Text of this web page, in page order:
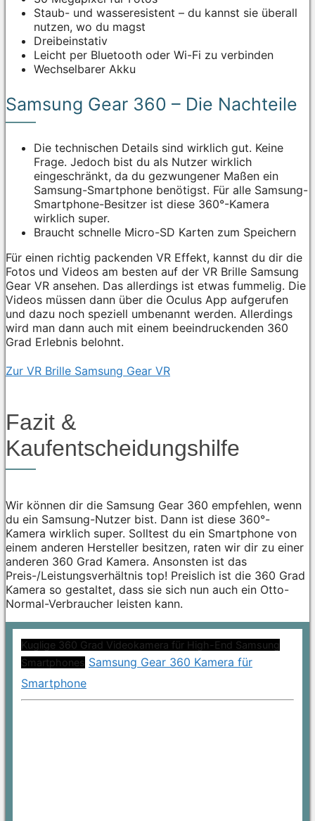
Staub- und wasseresistent – du kannst sie überall
nutzen, wo du magst
Dreibeinstativ
Leicht per Bluetooth oder Wi-Fi zu verbinden
Wechselbarer Akku
Samsung Gear 360 – Die Nachteile
Die technischen Details sind wirklich gut. Keine
Frage. Jedoch bist du als Nutzer wirklich
eingeschränkt, da du gezwungener Maßen ein
Samsung-Smartphone benötigst. Für alle Samsung-
Smartphone-Besitzer ist diese 360°-Kamera
wirklich super.
Braucht schnelle Micro-SD Karten zum Speichern
Für einen richtig packenden VR Effekt, kannst du dir die
Fotos und Videos am besten auf der VR Brille Samsung
Gear VR ansehen. Das allerdings ist etwas fummelig. Die
Videos müssen dann über die Oculus App aufgerufen
und dazu noch speziell umbenannt werden. Allerdings
wird man dann auch mit einem beeindruckenden 360
Grad Erlebnis belohnt.
Zur VR Brille Samsung Gear VR
Fazit &
Kaufentscheidungshilfe
Wir können dir die Samsung Gear 360 empfehlen, wenn
du ein Samsung-Nutzer bist. Dann ist diese 360°-
Kamera wirklich super. Solltest du ein Smartphone von
einem anderen Hersteller besitzen, raten wir dir zu einer
anderen 360 Grad Kamera. Ansonsten ist das
Preis-/Leistungsverhältnis top! Preislich ist die 360 Grad
Kamera so gestaltet, dass sie sich nun auch ein Otto-
Normal-Verbraucher leisten kann.
Kuglige 360 Grad Videokamera für High-End Samsung
Smartphones Samsung Gear 360 Kamera für
Smartphone